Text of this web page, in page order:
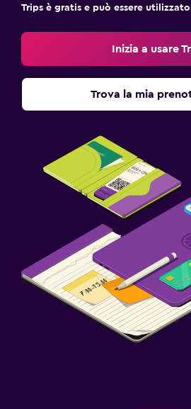
Trips è gratis e può essere
Inizia a usare
Trova la mia